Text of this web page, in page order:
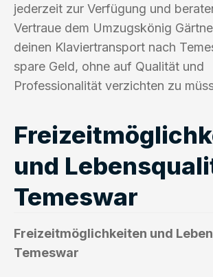
jederzeit zur Verfügung und
Vertraue dem Umzugskönig
deinen Klaviertransport nach
spare Geld, ohne auf Qualität und
Professionalität verzichten zu
und
Temeswar
Freizeitmöglichkeiten und
Temeswar